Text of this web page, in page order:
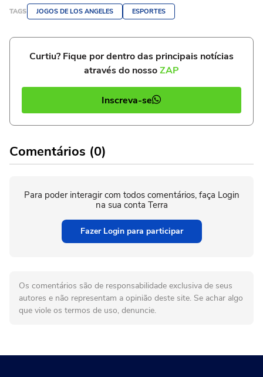
TAGS JOGOS DE LOS ANGELES ESPORTES
Curtiu? Fique por dentro das principais notícias
através do nossoZAP
Inscreva-se
Comentários (0)
Para poder interagir com todos comentários, faça Login
na sua conta Terra
Fazer Login para participar
Os comentários são de responsabilidade exclusiva de seus
autores e não representam a opinião deste site. Se achar algo
que viole os termos de uso, denuncie.